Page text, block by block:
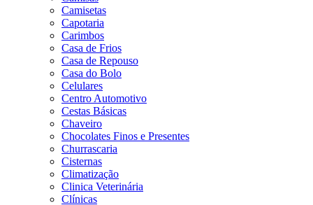
Camisetas
Capotaria
Carimbos
Casa de Frios
Casa de Repouso
Casa do Bolo
Celulares
Centro Automotivo
Cestas Básicas
Chaveiro
Chocolates Finos e Presentes
Churrascaria
Cisternas
Climatização
Clinica Veterinária
Clínicas